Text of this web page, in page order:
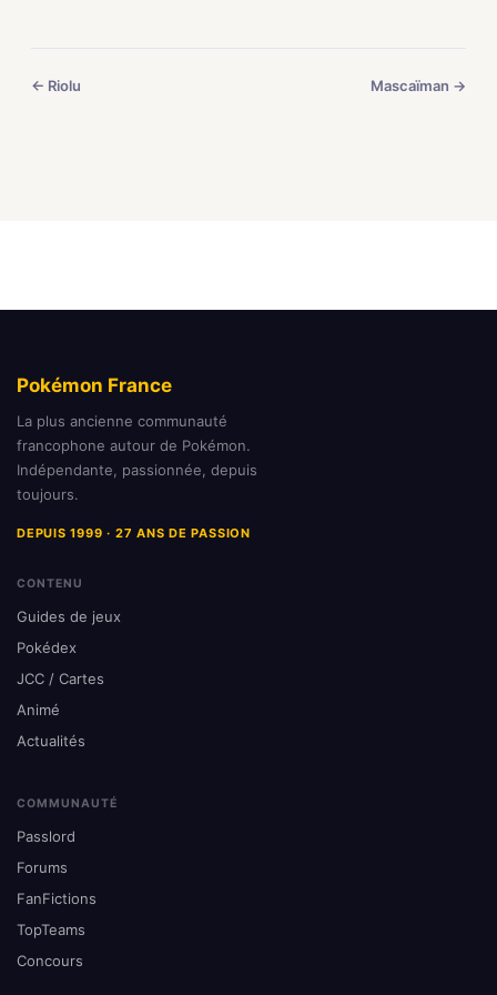
← Riolu Mascaïman →
Pokémon France
La plus ancienne communauté
francophone autour de Pokémon.
Indépendante, passionnée, depuis
toujours.
DEPUIS 1999 · 27 ANS DE PASSION
CONTENU
Guides de jeux
Pokédex
JCC / Cartes
Animé
Actualités
COMMUNAUTÉ
Passlord
Forums
FanFictions
TopTeams
Concours